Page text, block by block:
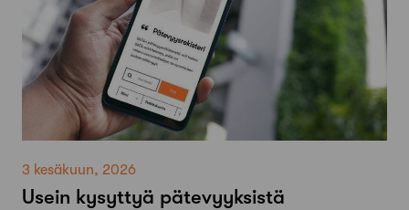
3 kesäkuun, 2026
Usein kysyttyä pätevyyksistä